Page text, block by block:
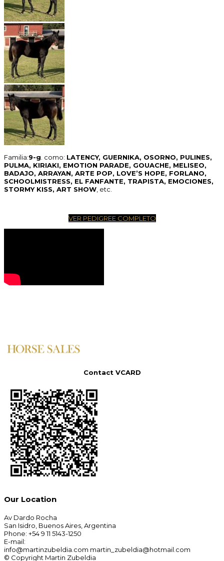
Familia:9-g . como: LATENCY, GUERNIKA, OSORNO, PULINES,
PULMA, KIRIAKI, EMOTION PARADE, GOUACHE, MELISEO,
BADAJO, ARRAYAN, ARTE POP, LOVE’S HOPE, FORLANO,
SCHOOLMISTRESS, EL FANFANTE, TRAPISTA, EMOCIONES,
STORMY KISS, ART SHOW , etc.
VER PEDIGREE COMPLETO
Contact VCARD
Our Location
Av Dardo Rocha
San Isidro, Buenos Aires, Argentina
Phone: +54 9 11 5143-1250
E-mail:
info@martinzubeldia.com martin_zubeldia@hotmail.com
© Copyright Martin Zubeldia